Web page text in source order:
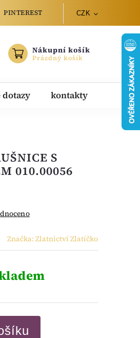
PINTEREST CZK
Nákupní košík
Prázdný košík
dotazy kontakty
S
010.00056
Značka: Zlatnictví Zlatíčko